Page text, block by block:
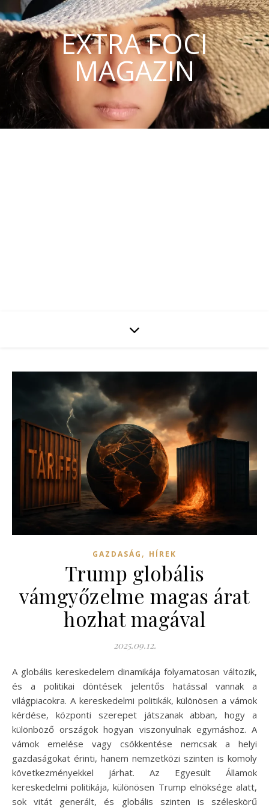
EXTRA FOCI
MAGAZIN
GAZDASÁG , HÍREK
Trump globális
vámgyőzelme magas árat
hozhat magával
2025.09.12.
A globális kereskedelem dinamikája folyamatosan változik,
és a politikai döntések jelentős hatással vannak a
világpiacokra. A kereskedelmi politikák, különösen a vámok
kérdése, központi szerepet játszanak abban, hogy a
különböző országok hogyan viszonyulnak egymáshoz. A
vámok emelése vagy csökkentése nemcsak a helyi
gazdaságokat érinti, hanem nemzetközi szinten is komoly
következményekkel járhat. Az Egyesült Államok
kereskedelmi politikája, különösen Trump elnöksége alatt,
sok vitát generált, és globális szinten is széleskörű